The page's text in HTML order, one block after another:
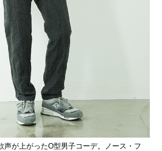
声が上がったO型男子コーデ。ノース・フ